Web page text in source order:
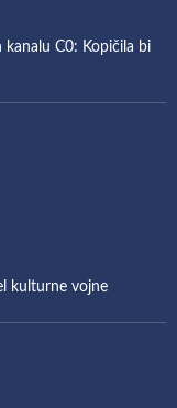
C0: Kopičila bi
kulturne vojne